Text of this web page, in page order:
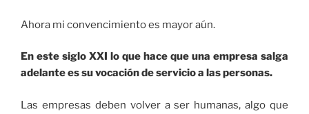
Ahora mi convencimiento es mayor aún.
En este siglo XXI lo que hace que una empresa salga
adelante es su vocación de servicio a las personas.
Las empresas deben volver a ser humanas, algo que